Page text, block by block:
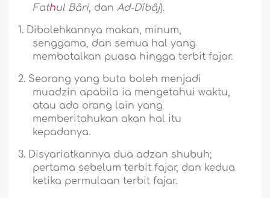
Fathul Bâri, danAd-Dîbâj).
1. Dibolehkannya makan, minum,
senggama, dan semua hal yang
membatalkan puasa hingga terbit fajar.
2. Seorang yang buta boleh menjadi
muadzin apabila ia mengetahui waktu,
atau ada orang lain yang
memberitahukan akan hal itu
kepadanya.
3. Disyariatkannya dua adzan shubuh;
pertama sebelum terbit fajar, dan kedua
ketika permulaan terbit fajar.